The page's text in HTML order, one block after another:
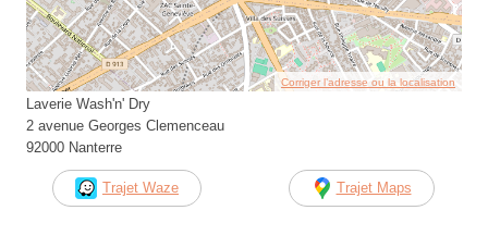
Corriger l’adresse ou la localisation
Laverie Wash'n' Dry
2 avenue Georges Clemenceau
92000 Nanterre
Trajet Waze Trajet Maps